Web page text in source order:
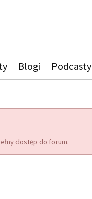
Blogi Podcasty
dostęp do forum.